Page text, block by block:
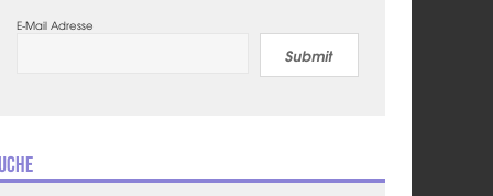
E-Mail Adresse
Submit